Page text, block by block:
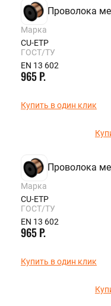
Проволока
Марка
CU-ETP
ГОСТ/ТУ
EN 13 602
965 Р.
Купить в один клик
Проволока
Марка
CU-ETP
ГОСТ/ТУ
EN 13 602
965 Р.
Купить в один клик